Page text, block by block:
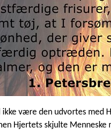
ikke være den udvortes med
Hjertets skjulte Menneske